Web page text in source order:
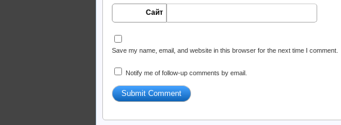
Сайт
Save my name, email, and website in this browser for the next time I comment.
Notify me of follow-up comments by email.